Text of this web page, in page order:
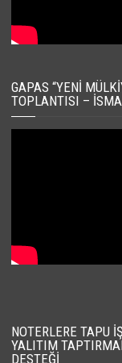
GAPAS “YENI
TOPLANTISI –
NOTERLERE TAPU
YALITIM
DESTEĞI